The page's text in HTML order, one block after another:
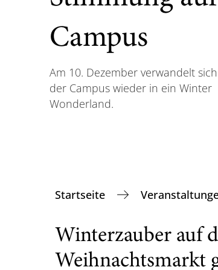
Campus
Am 10. Dezember verwandelt sich
der Campus wieder in ein Winter
Wonderland.
Startseite
Winterzauber auf
Weihnachtsmarkt